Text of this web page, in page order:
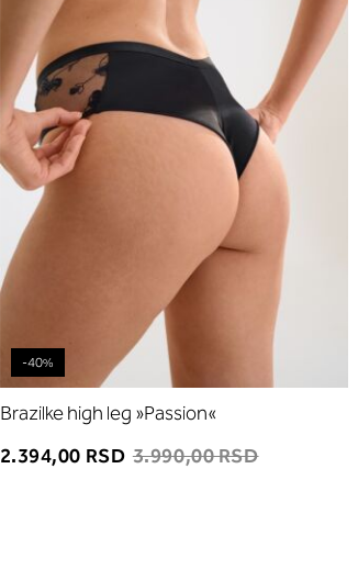
-40%
Brazilke high leg »Passion«
2.394,00 RSD 3.990,00 RSD